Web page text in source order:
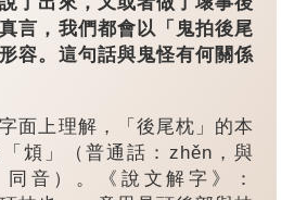
3:49
言，我們都會以「鬼拍後尾
容。這句話與鬼怪有何關係
上理解，「後尾枕」的本
䪴」（普通話：zhěn，與
同音）。《說文解字》：